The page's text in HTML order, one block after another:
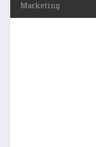
Marketing